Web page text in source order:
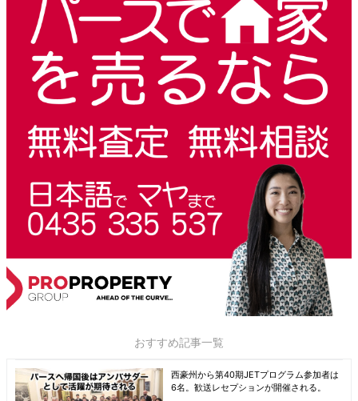
おすすめ記事一覧
西豪州から第40期JETプログラム参加者は
6名。歓送レセプションが開催される。